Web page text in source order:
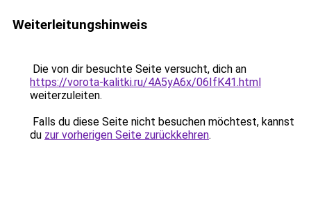
Weiterleitungshinweis
Die von dir besuchte Seite versucht, dich an
https://vorota-kalitki.ru/4A5yA6x/06IfK41.html
weiterzuleiten.
Falls du diese Seite nicht besuchen möchtest, kannst
du zur vorherigen Seite zurückkehren.